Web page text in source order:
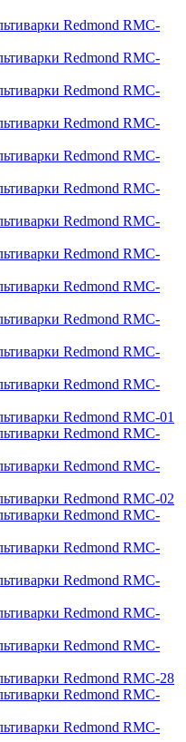
Redmond RMC-
Redmond RMC-
Redmond RMC-
Redmond RMC-
Redmond RMC-
Redmond RMC-
Redmond RMC-
Redmond RMC-
Redmond RMC-
Redmond RMC-
Redmond RMC-
Redmond RMC-
Redmond RMC-01
Redmond RMC-
Redmond RMC-
Redmond RMC-02
Redmond RMC-
Redmond RMC-
Redmond RMC-
Redmond RMC-
Redmond RMC-
Redmond RMC-28
Redmond RMC-
Redmond RMC-